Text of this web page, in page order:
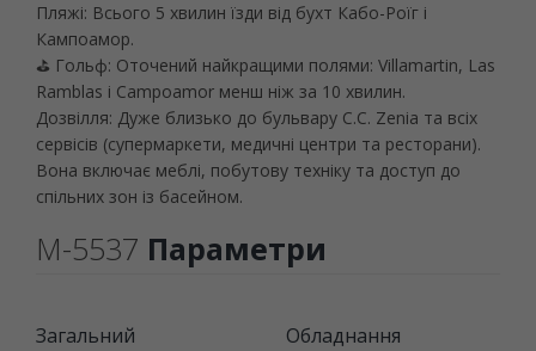
Пляжі: Всього 5 хвилин їзди від бухт Кабо-Роїг і
Кампоамор.
⛳ Гольф: Оточений найкращими полями: Villamartin, Las
Ramblas і Campoamor менш ніж за 10 хвилин.
Дозвілля: Дуже близько до бульвару C.C. Zenia та всіх
сервісів (супермаркети, медичні центри та ресторани).
Вона включає меблі, побутову техніку та доступ до
спільних зон із басейном.
M-5537 Параметри
Загальний Обладнання